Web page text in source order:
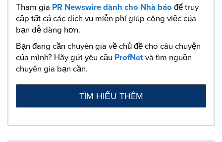
Tham gia PR Newswire dành cho Nhà báo để truy
cập tất cả các dịch vụ miễn phí giúp công việc của
bạn dễ dàng hơn.
Bạn đang cần chuyên gia về chủ đề cho câu chuyện
của mình? Hãy gửi yêu cầu ProfNetvà tìm nguồn
chuyên gia bạn cần.
TÌM HIỂU THÊM